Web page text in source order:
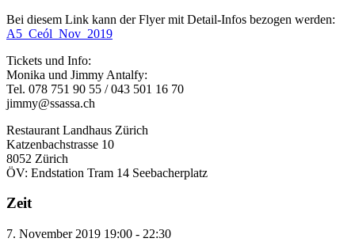
Bei diesem Link kann der Flyer mit Detail-Infos bezogen werden:
A5_Ceól_Nov_2019
Tickets und Info:
Monika und Jimmy Antalfy:
Tel. 078 751 90 55 / 043 501 16 70
jimmy@ssassa.ch
Restaurant Landhaus Zürich
Katzenbachstrasse 10
8052 Zürich
ÖV: Endstation Tram 14 Seebacherplatz
Zeit
7. November 2019 19:00 - 22:30